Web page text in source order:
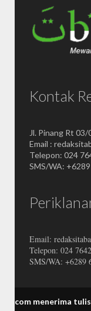
Kontak
Jl. Pinang Rt
Email :
Telepon: 024
SMS/WA:
Email:
Telepon: 024
SMS/WA: +6289
tulisan apa